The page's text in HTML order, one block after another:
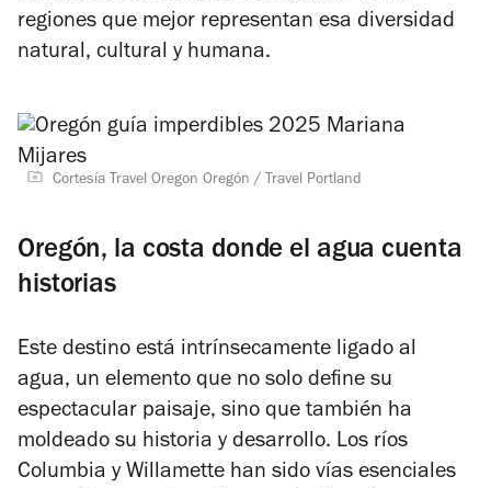
regiones que mejor representan esa diversidad
natural, cultural y humana.
Cortesía Travel Oregon Oregón / Travel Portland
Oregón, la costa donde el agua cuenta
historias
Este destino está intrínsecamente ligado al
agua, un elemento que no solo define su
espectacular paisaje, sino que también ha
moldeado su historia y desarrollo. Los ríos
Columbia y Willamette han sido vías esenciales